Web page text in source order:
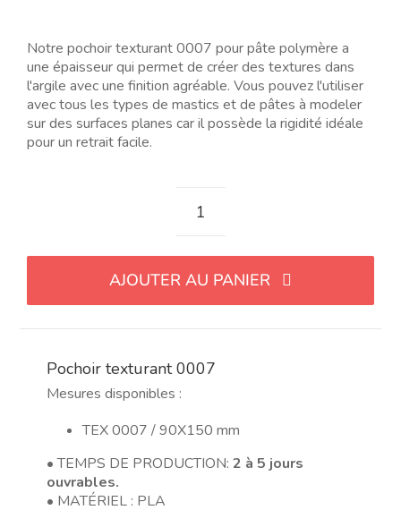
était :
15.26$.
est :
11.45$.
Notre pochoir texturant 0007 pour pâte polymère a
une épaisseur qui permet de créer des textures dans
l'argile avec une finition agréable. Vous pouvez l'utiliser
avec tous les types de mastics et de pâtes à modeler
sur des surfaces planes car il possède la rigidité idéale
pour un retrait facile.
quantité
texturizador
0007
AJOUTER AU PANIER
Pochoir texturant 0007
Mesures disponibles :
TEX 0007 / 90X150 mm
• TEMPS DE PRODUCTION:2 à 5 jours
ouvrables.
• MATÉRIEL : PLA